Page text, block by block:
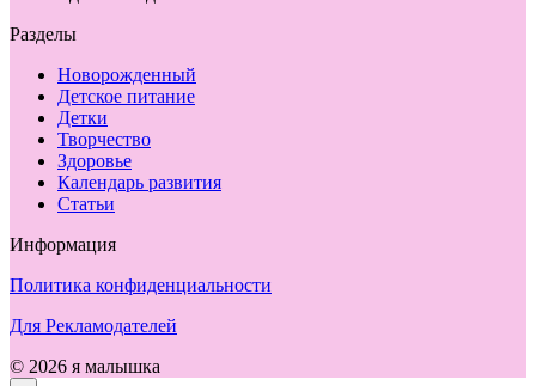
Разделы
Новорожденный
Детское питание
Детки
Творчество
Здоровье
Календарь развития
Статьи
Информация
Политика конфиденциальности
Для Рекламодателей
© 2026 я малышка